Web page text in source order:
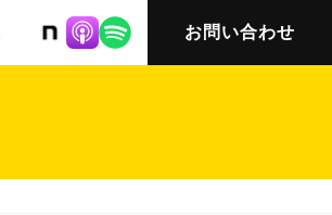
株式会社ニット
お問い合わせ